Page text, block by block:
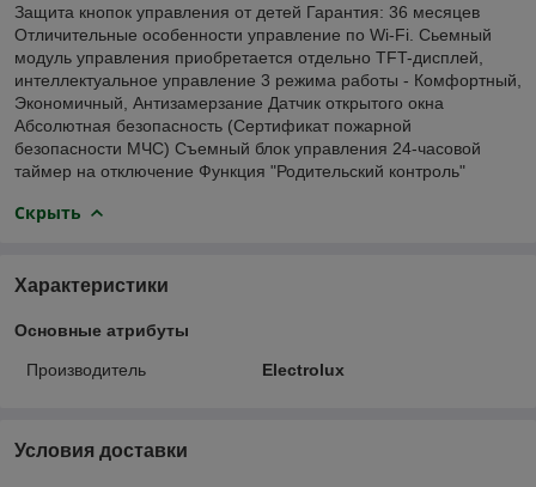
Защита кнопок управления от детей Гарантия: 36 месяцев
Отличительные особенности управление по Wi-Fi. Сьемный
модуль управления приобретается отдельно TFT-дисплей,
интеллектуальное управление 3 режима работы - Комфортный,
Экономичный, Антизамерзание Датчик открытого окна
Абсолютная безопасность (Сертификат пожарной
безопасности МЧС) Съемный блок управления 24-часовой
таймер на отключение Функция "Родительский контроль"
Скрыть
Характеристики
Основные атрибуты
Производитель Electrolux
Условия доставки